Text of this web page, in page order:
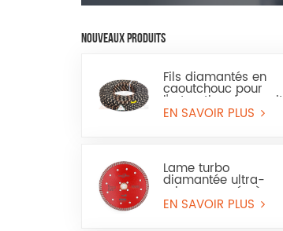
NOUVEAUX PRODUITS
Fils diamantés en
caoutchouc pour
l'extraction du granit
et du grès
EN SAVOIR PLUS
Lame turbo
diamantée ultra-
mince pressée à
chaud pour granit et
EN SAVOIR PLUS